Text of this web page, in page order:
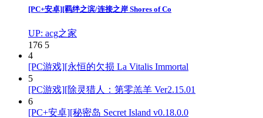
[PC+安卓][羁绊之滨/连接之岸 Shores of Co
UP: acg之家
176 5
4
[PC游戏][永恒的欠损 La Vitalis Immortal
5
[PC游戏][除灵猎人：第零羔羊 Ver2.15.01
6
[PC+安卓][秘密岛 Secret Island v0.18.0.0